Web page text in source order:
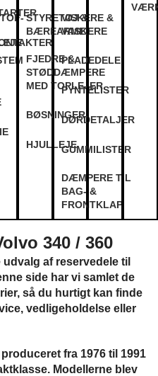
STYRETØJ &
BÆREARME
FJEDRE &
STØDDÆMPERE
MED TOPLEJER
BØSNINGER
HJULLEJE
VISKERE &
VASKERE
PLADEDELE
PYNTELISTER
DØRDETALJER
GUMMILISTER
DÆMPERE TIL
BAG- &
FRONTKLAP
340 / 360
af reservedele til
side har vi samlet de
så du hurtigt kan finde
vedligeholdelse eller
fra 1976 til 1991
Modellerne blev